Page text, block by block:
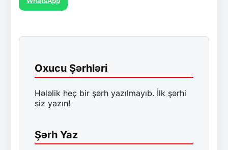
Oxucu Şərhləri
Hələlik heç bir şərh yazılmayıb. İlk şərhi
siz yazın!
Şərh Yaz